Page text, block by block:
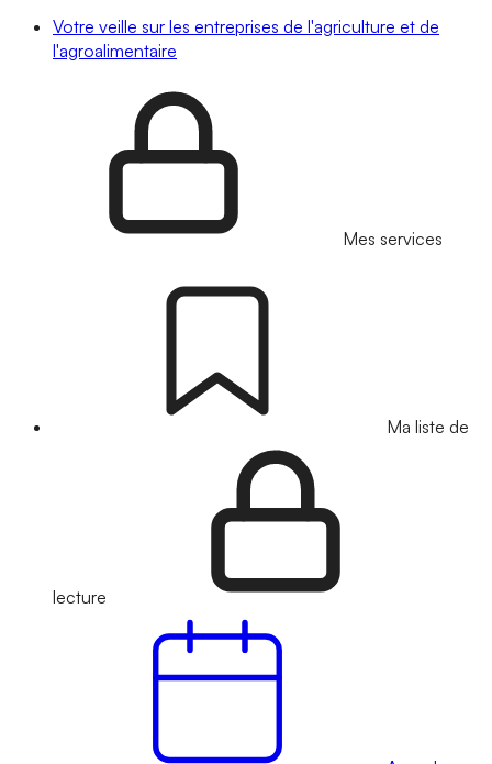
Votre veille sur les entreprises de l'agriculture et de
l'agroalimentaire
Mes services
Ma liste de
lecture